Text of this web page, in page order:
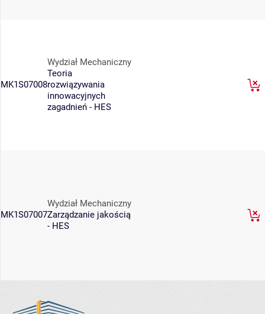
MK1S07008
Wydział Mechaniczny
Teoria
rozwiązywania
innowacyjnych
zagadnień - HES
MK1S07007
Wydział Mechaniczny
Zarządzanie jakością
- HES